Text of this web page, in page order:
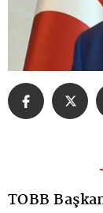
TOBB